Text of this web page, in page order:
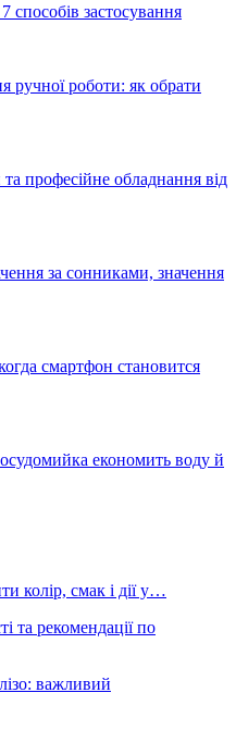
способів застосування
ручної роботи: як обрати
професійне обладнання від
за сонниками, значення
смартфон становится
економить воду й
колір, смак і дії у…
та рекомендації по
важливий